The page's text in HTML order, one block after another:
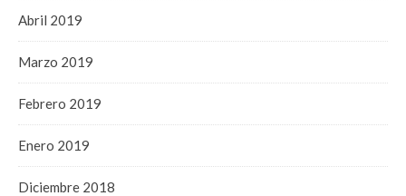
Abril 2019
Marzo 2019
Febrero 2019
Enero 2019
Diciembre 2018